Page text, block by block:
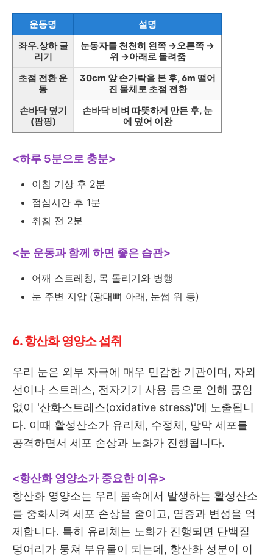
운동명
설명
좌우.상하 굴
리기
눈동자를 천천히 왼쪽 →오른쪽 →
위 →아래로 돌려줌
초점 전환 운
동
30cm 앞 손가락을 본 후, 6m 떨어
진 물체로 초점 전환
손바닥 덮기
(팜핑)
손바닥 비벼 따뜻하게 만든 후, 눈
에 덮어 이완
<하루 5분으로 충분>
이침 기상 후 2분
점심시간 후 1분
취침 전 2분
<눈 운동과 함께 하면 좋은 습관>
어깨 스트레칭, 목 돌리기와 병행
눈 주변 지압 (광대뼈 아래, 눈썹 위 등)
6. 항산화 영양소 섭취
우리 눈은 외부 자극에 매우 민감한 기관이며, 자외
선이나 스트레스, 전자기기 사용 등으로 인해 끊임
없이 '산화스트레스(oxidative stress)'에 노출됩니
다. 이때 활성산소가 유리체, 수정체, 망막 세포를
공격하면서 세포 손상과 노화가 진행됩니다.
<항산화 영양소가 중요한 이유>
항산화 영양소는 우리 몸속에서 발생하는 활성산소
를 중화시켜 세포 손상을 줄이고, 염증과 변성을 억
제합니다. 특히 유리체는 노화가 진행되면 단백질
덩어리가 뭉쳐 부유물이 되는데, 항산화 성분이 이